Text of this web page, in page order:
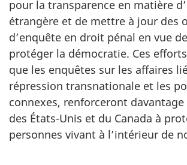
pour la transparence en matière
étrangère et de mettre à jour des
d’enquête en droit pénal en vue
protéger la démocratie. Ces
que les enquêtes sur les affaires
répression transnationale et les
connexes, renforceront
des États-Unis et du Canada à
personnes vivant à l’intérieur de